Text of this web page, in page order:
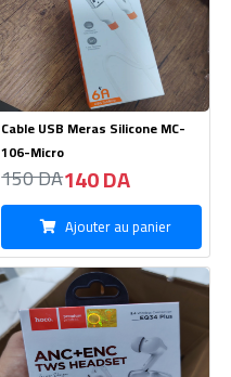
TWS HOCO EQ34 Plus
1900 DA1850 DA
Ajouter au panier